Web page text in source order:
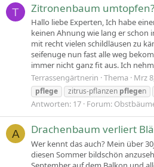
T Zitronenbaum umtopfen?
Hallo liebe Experten, Ich habe
keinen Ahnung wie lang er schon
mit recht vielen schildläusen zu
seifenuge nun fast alle weg
immer nicht ganz fit aus. Ich
Terrassengärtnerin Thema Mrz
pflege
zitrus-pflanzen pflegen
Antworten: 17 Forum:
A Drachenbaum verliert
Wer kennt das auch? Mein über
diesen Sommer bildschön